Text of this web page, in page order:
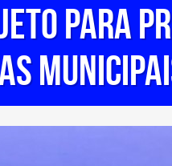
PARA